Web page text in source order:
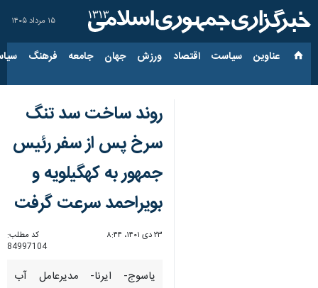
۱۵ مرداد ۱۴۰۵
عناوین‌ سیاست اقتصاد ورزش جهان جامعه فرهنگ
روند ساخت سد تنگ
سرخ پس از سفر رئیس
جمهور به کهگیلویه و
بویراحمد سرعت گرفت
۲۳ دی ۱۴۰۱، ۸:۴۴
کد مطلب:
84997104
یاسوج- ایرنا- مدیرعامل آب